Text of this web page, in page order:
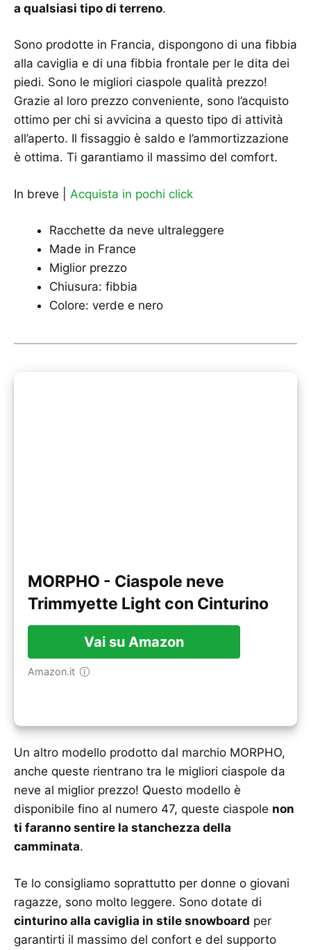
a qualsiasi tipo di terreno.
Sono prodotte in Francia, dispongono di una fibbia
alla caviglia e di una fibbia frontale per le dita dei
piedi. Sono le migliori ciaspole qualità prezzo!
Grazie al loro prezzo conveniente, sono l’acquisto
ottimo per chi si avvicina a questo tipo di attività
all’aperto. Il fissaggio è saldo e l’ammortizzazione
è ottima. Ti garantiamo il massimo del comfort.
In breve | Acquista in pochi click
Racchette da neve ultraleggere
Made in France
Miglior prezzo
Chiusura: fibbia
Colore: verde e nero
MORPHO - Ciaspole neve
Trimmyette Light con Cinturino
Vai su Amazon
Amazon.it
Un altro modello prodotto dal marchio MORPHO,
anche queste rientrano tra le migliori ciaspole da
neve al miglior prezzo! Questo modello è
disponibile fino al numero 47, queste ciaspole non
ti faranno sentire la stanchezza della
camminata.
Te lo consigliamo soprattutto per donne o giovani
ragazze, sono molto leggere. Sono dotate di
cinturino alla caviglia in stile snowboard per
garantirti il massimo del confort e del supporto